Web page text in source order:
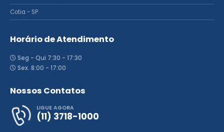
Cotia - SP
Horário de Atendimento
Seg - Qui 7:30 - 17:30
Sex. 8:00 - 17:00
Nossos Contatos
LIGUE AGORA
(11) 3718-1000